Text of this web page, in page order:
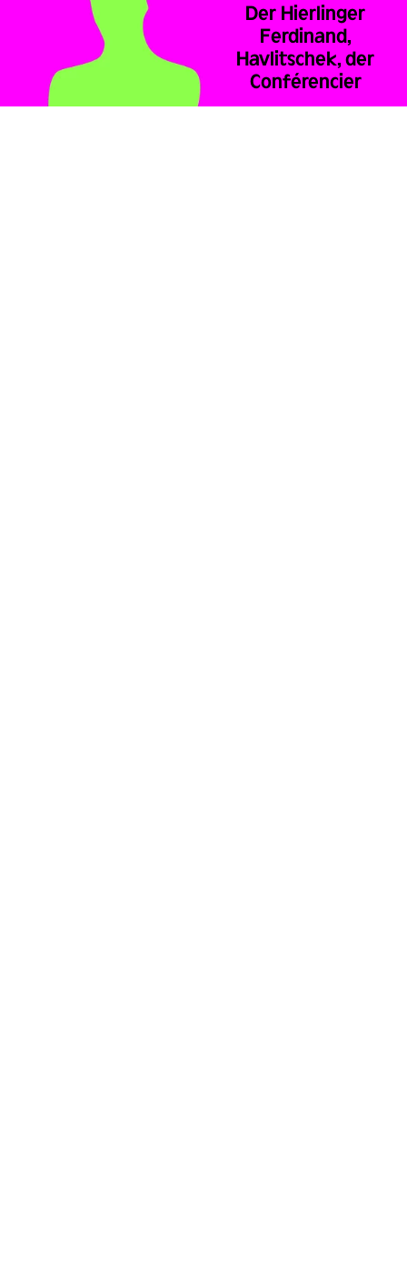
Der Hierlinger
Ferdinand,
Havlitschek, der
Conférencier